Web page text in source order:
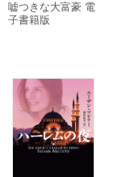
嘘つきな大富豪 電
子書籍版